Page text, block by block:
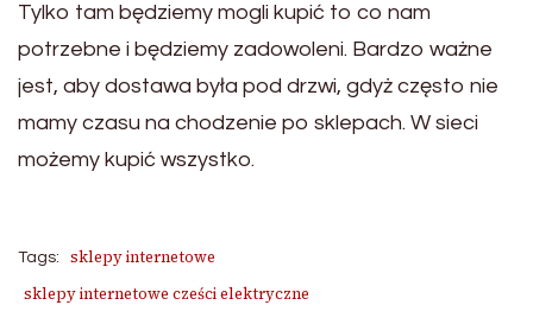
Tylko tam będziemy mogli kupić to co nam
potrzebne i będziemy zadowoleni. Bardzo ważne
jest, aby dostawa była pod drzwi, gdyż często nie
mamy czasu na chodzenie po sklepach. W sieci
możemy kupić wszystko.
Tags:
sklepy internetowe
sklepy internetowe cześci elektryczne